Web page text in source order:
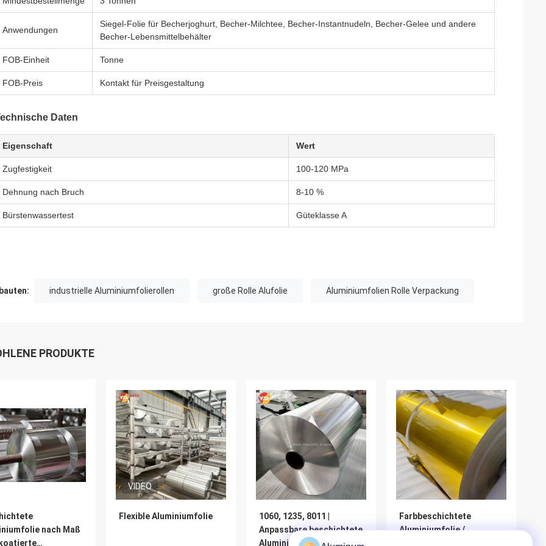
Anwendungen
Siegel-Folie für Becherjoghurt, Becher-Milchtee, Becher-Instantnudeln, Becher-Gelee und andere
Becher-Lebensmittelbehälter
FOB-Einheit Tonne
FOB-Preis Kontakt für Preisgestaltung
Daten
Eigenschaft Wert
Zugfestigkeit 100-120 MPa
Dehnung nach Bruch 8-10 %
Bürstenwassertest Güteklasse A
industrielle Aluminiumfolierollen große Rolle Alufolie Aluminiumfolien Rolle Verpackung
PRODUKTE
nach Maß
VIDEO
Flexible Aluminiumfolie
1060, 1235, 8011 |
Anpassbare beschichtete
Aluminiumfolie /
Farbbeschichtete
Aluminiumfolie /